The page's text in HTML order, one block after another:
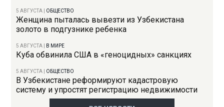
5 АВГУСТА ОБЩЕСТВО
Женщина пыталась вывезти из Узбекистана
золото в подгузнике ребенка
5 АВГУСТА В МИРЕ
Куба обвинила США в «геноцидных» санкциях
5 АВГУСТА ОБЩЕСТВО
В Узбекистане реформируют кадастровую
систему и упростят регистрацию недвижимости